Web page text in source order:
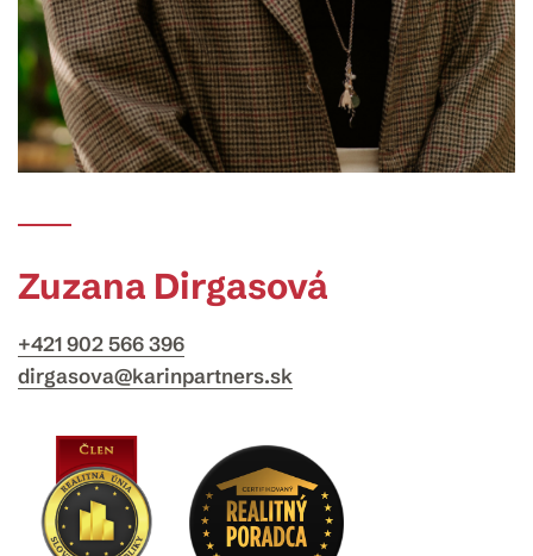
Zuzana Dirgasová
+421 902 566 396
dirgasova@karinpartners.sk